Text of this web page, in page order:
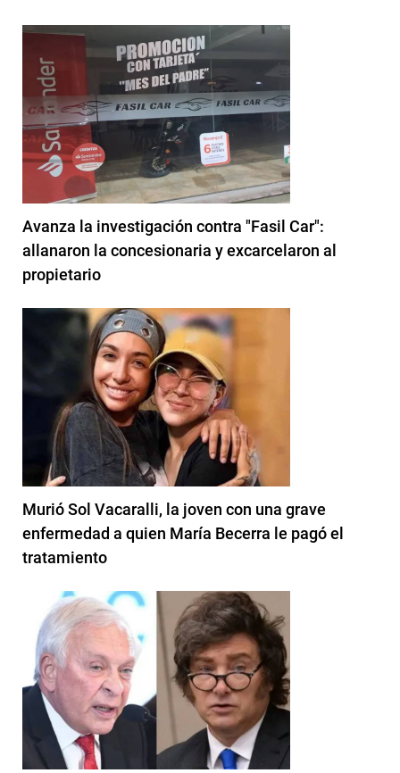
Avanza la investigación contra "Fasil Car":
allanaron la concesionaria y excarcelaron al
propietario
Murió Sol Vacaralli, la joven con una grave
enfermedad a quien María Becerra le pagó el
tratamiento